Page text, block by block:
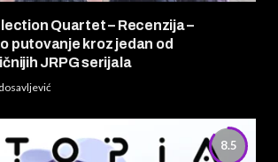
Quartet – Recenzija –
putovanje kroz jedan od
JRPG serijala
8.5